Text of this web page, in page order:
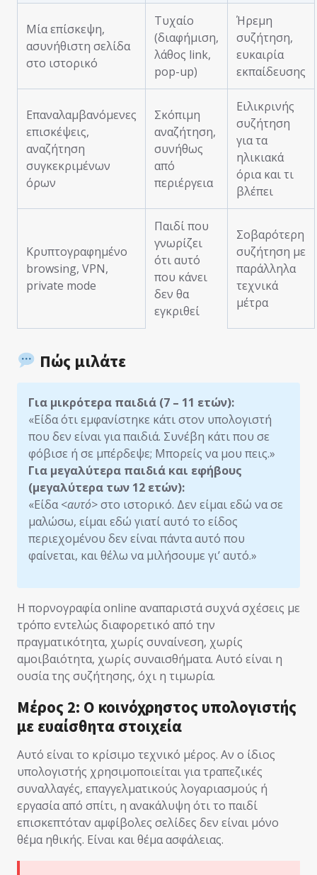
Μία επίσκεψη,
ασυνήθιστη σελίδα
στο ιστορικό
Τυχαίο
(διαφήμιση,
λάθος link,
pop-up)
Ήρεμη
συζήτηση,
ευκαιρία
εκπαίδευσης
Επαναλαμβανόμενες
επισκέψεις,
αναζήτηση
συγκεκριμένων
όρων
Σκόπιμη
αναζήτηση,
συνήθως
από
περιέργεια
Ειλικρινής
συζήτηση
για τα
ηλικιακά
όρια και τι
βλέπει
Κρυπτογραφημένο
browsing, VPN,
private mode
Παιδί που
γνωρίζει
ότι αυτό
που κάνει
δεν θα
εγκριθεί
Σοβαρότερη
συζήτηση με
παράλληλα
τεχνικά
μέτρα
Πώς μιλάτε
Για μικρότερα παιδιά (7 – 11 ετών):
«Είδα ότι εμφανίστηκε κάτι στον υπολογιστή
που δεν είναι για παιδιά. Συνέβη κάτι που σε
φόβισε ή σε μπέρδεψε; Μπορείς να μου πεις.»
Για μεγαλύτερα παιδιά και εφήβους
(μεγαλύτερα των 12 ετών):
«Είδα <αυτό>στο ιστορικό. Δεν είμαι εδώ να σε
μαλώσω, είμαι εδώ γιατί αυτό το είδος
περιεχομένου δεν είναι πάντα αυτό που
φαίνεται, και θέλω να μιλήσουμε γι’ αυτό.»
Η πορνογραφία online αναπαριστά συχνά σχέσεις με
τρόπο εντελώς διαφορετικό από την
πραγματικότητα, χωρίς συναίνεση, χωρίς
αμοιβαιότητα, χωρίς συναισθήματα. Αυτό είναι η
ουσία της συζήτησης, όχι η τιμωρία.
Μέρος 2: Ο κοινόχρηστος υπολογιστής
με ευαίσθητα στοιχεία
Αυτό είναι το κρίσιμο τεχνικό μέρος. Αν ο ίδιος
υπολογιστής χρησιμοποιείται για τραπεζικές
συναλλαγές, επαγγελματικούς λογαριασμούς ή
εργασία από σπίτι, η ανακάλυψη ότι το παιδί
επισκεπτόταν αμφίβολες σελίδες δεν είναι μόνο
θέμα ηθικής. Είναι και θέμα ασφάλειας.